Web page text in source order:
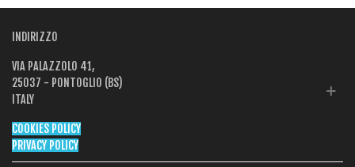
INDIRIZZO
VIA PALAZZOLO 41,
25037 - PONTOGLIO (BS)
ITALY
COOKIES POLICY
PRIVACY POLICY